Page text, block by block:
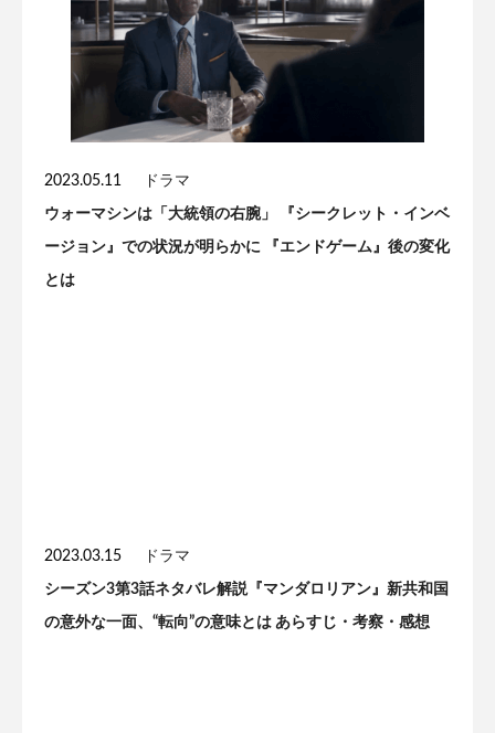
2023.05.11 ドラマ
ウォーマシンは「大統領の右腕」 『シークレット・インベ
ージョン』での状況が明らかに 『エンドゲーム』後の変化
とは
2023.03.15 ドラマ
シーズン3第3話ネタバレ解説『マンダロリアン』新共和国
の意外な一面、“転向”の意味とは あらすじ・考察・感想